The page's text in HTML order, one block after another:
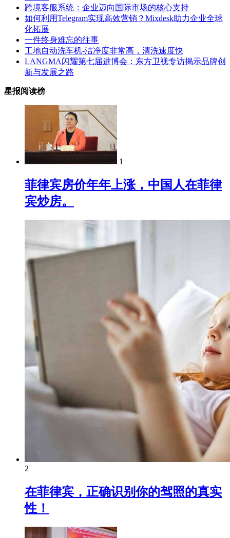
跨境客服系统：企业迈向国际市场的核心支持
如何利用Telegram实现高效营销？Mixdesk助力企业全球
化拓展
一件终身难忘的往事
工地自动洗车机-洁净度非常高，清洗速度快
LANGMA闪耀第七届进博会：东方卫视专访揭示品牌创
新与发展之路
星报阅读榜
1
菲律宾房价年年上涨，中国人在菲律
宾炒房。
2
在菲律宾，正确识别你的驾照的真实
性！